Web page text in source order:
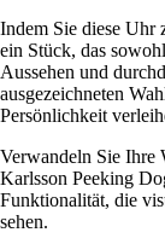
Indem Sie diese Uhr
ein Stück, das
Aussehen und
ausgezeichneten
Persönlichkeit
Verwandeln Sie Ihre
Karlsson Peeking
Funktionalität, die
sehen.